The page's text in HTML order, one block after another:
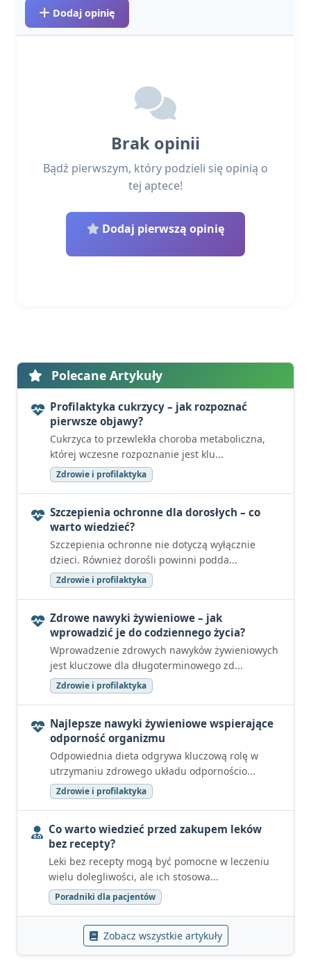
Dodaj opinię
Brak opinii
Bądź pierwszym, który podzieli się opinią o
tej aptece!
Dodaj pierwszą opinię
Polecane Artykuły
Profilaktyka cukrzycy – jak rozpoznać
pierwsze objawy?
Cukrzyca to przewlekła choroba metaboliczna,
której wczesne rozpoznanie jest klu...
Zdrowie i profilaktyka
Szczepienia ochronne dla dorosłych – co
warto wiedzieć?
Szczepienia ochronne nie dotyczą wyłącznie
dzieci. Również dorośli powinni podda...
Zdrowie i profilaktyka
Zdrowe nawyki żywieniowe – jak
wprowadzić je do codziennego życia?
Wprowadzenie zdrowych nawyków żywieniowych
jest kluczowe dla długoterminowego zd...
Zdrowie i profilaktyka
Najlepsze nawyki żywieniowe wspierające
odporność organizmu
Odpowiednia dieta odgrywa kluczową rolę w
utrzymaniu zdrowego układu odpornościo...
Zdrowie i profilaktyka
Co warto wiedzieć przed zakupem leków
bez recepty?
Leki bez recepty mogą być pomocne w leczeniu
wielu dolegliwości, ale ich stosowa...
Poradniki dla pacjentów
Zobacz wszystkie artykuły